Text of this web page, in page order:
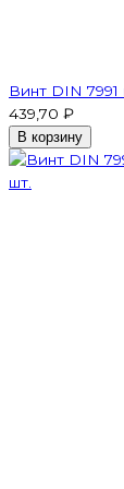
Винт DIN 7991
439,70 ₽
В корзину